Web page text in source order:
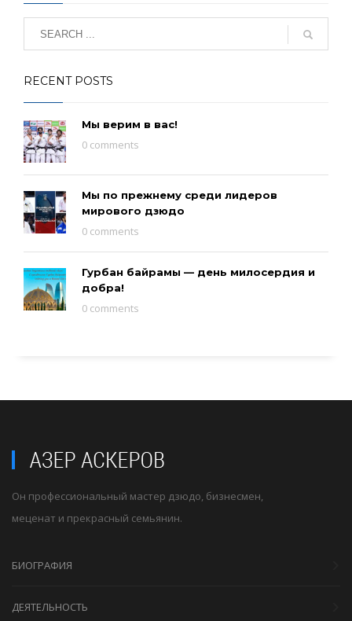
RECENT POSTS
Мы верим в вас!
0 comments
Мы по прежнему среди лидеров
мирового дзюдо
0 comments
Гурбан байрамы — день милосердия и
добра!
0 comments
Он профессиональный мастер дзюдо, бизнесмен,
меценат и прекрасный семьянин.
БИОГРАФИЯ
ДЕЯТЕЛЬНОСТЬ